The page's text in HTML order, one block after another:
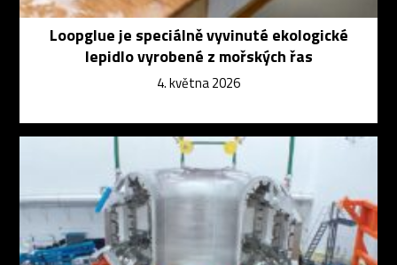
Loopglue je speciálně vyvinuté ekologické
lepidlo vyrobené z mořských řas
4. května 2026